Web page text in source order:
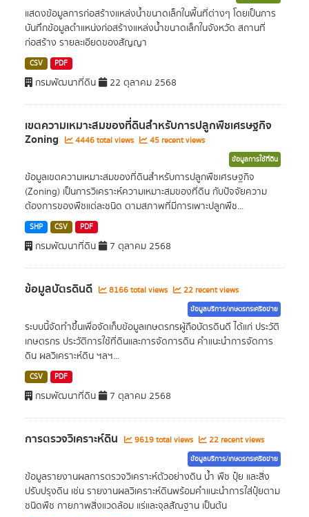
แสดงข้อมูลการก่อสร้างแหล่งน้ำขนาดเล็กในพื้นที่ต่างๆ โดยเป็นการ
บันทึกข้อมูลตำแหน่งก่อสร้างแหล่งน้ำขนาดเล็กในจังหวัด สถานที่
ก่อสร้าง รายละเอียดของสัญญา
CSV PDF
กรมพัฒนาที่ดิน 22 ตุลาคม 2568
เขตความเหมาะสมของที่ดินสำหรับการปลูกพืชเศรษฐกิจ
Zoning 4446 total views 45 recent views
ข้อมูลการใช้ที่ดิน
ข้อมูลเขตความเหมาะสมของที่ดินสำหรับการปลูกพืชเศรษฐกิจ
(Zoning) เป็นการวิเคราะห์ความเหมาะสมของที่ดิน กับปัจจัยความ
ต้องการของพืชแต่ละชนิด ตามสภาพที่มีการเพาะปลูกพืช...
SHP CSV PDF
กรมพัฒนาที่ดิน 7 ตุลาคม 2568
ข้อมูลบัตรดินดี 8166 total views 22 recent views
ข้อมูลบริการ/เกษตรกรเครือข่าย
ระบบนี้จัดทำขึ้นเพื่อจัดเก็บข้อมูลเกษตรกรผู้ถือบัตรดินดี ได้แก่ ประวัติ
เกษตรกร ประวัติการใช้ที่ดินและการจัดการดิน คำแนะนำการจัดการ
ดิน ผลวิเคราะห์ดิน ฯลฯ...
CSV PDF
กรมพัฒนาที่ดิน 7 ตุลาคม 2568
การตรวจวิเคราะห์ดิน 9619 total views 22 recent views
ข้อมูลบริการ/เกษตรกรเครือข่าย
ข้อมูลรายงานผลการตรวจวิเคราะห์ตัวอย่างดิน น้ำ พืช ปุ๋ย และสิ่ง
ปรับปรุงดิน เช่น รายงานผลวิเคราะห์ดินพร้อมคำแนะนำการใส่ปุ๋ยตาม
ชนิดพืช กายภาพสิ่งแวดล้อม แร่และจุลสัณฐาน เป็นต้น